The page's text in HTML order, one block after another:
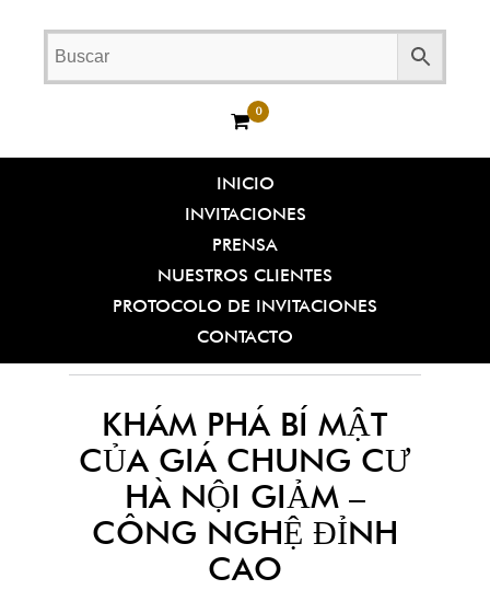
0
INICIO
INVITACIONES
PRENSA
NUESTROS CLIENTES
PROTOCOLO DE INVITACIONES
CONTACTO
KHÁM PHÁ BÍ MẬT
CỦA GIÁ CHUNG CƯ
HÀ NỘI GIẢM –
CÔNG NGHỆ ĐỈNH
CAO